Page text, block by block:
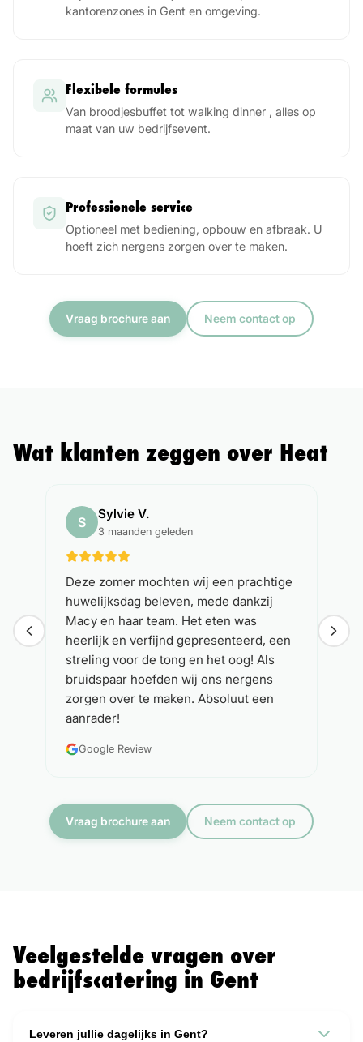
kantorenzones in Gent en omgeving.
Flexibele formules
Van broodjesbuffet tot walking dinner , alles op
maat van uw bedrijfsevent.
Professionele service
Optioneel met bediening, opbouw en afbraak. U
hoeft zich nergens zorgen over te maken.
Vraag brochure aan Neem contact op
Wat klanten zeggen over Heat
S Sylvie V.
3 maanden geleden
Deze zomer mochten wij een prachtige
huwelijksdag beleven, mede dankzij
Macy en haar team. Het eten was
heerlijk en verfijnd gepresenteerd, een
streling voor de tong en het oog! Als
bruidspaar hoefden wij ons nergens
zorgen over te maken. Absoluut een
aanrader!
Google Review
Vraag brochure aan Neem contact op
Veelgestelde vragen over
bedrijfscatering in Gent
Leveren jullie dagelijks in Gent?